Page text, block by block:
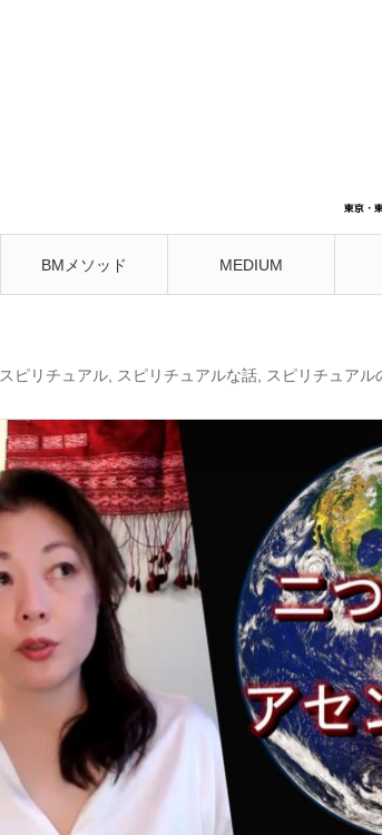
BMメソッド MEDIUM
スピリチュアル スピリチュアルな話 スピリチュアル